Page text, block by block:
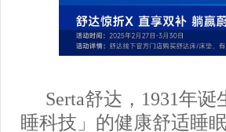
Serta舒达，1931年
睡科技」的健康舒适睡